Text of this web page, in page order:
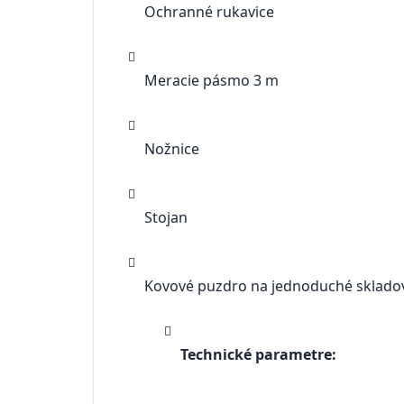
Ochranné rukavice
Meracie pásmo 3 m
Nožnice
Stojan
Kovové puzdro na jednoduché
Technické parametre: